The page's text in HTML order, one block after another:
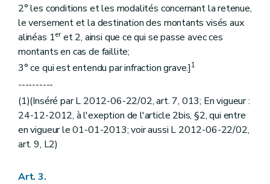
2° les conditions et les modalités concernant la retenue,
le versement et la destination des montants visés aux
alinéas 1eret 2, ainsi que ce qui se passe avec ces
montants en cas de faillite;
3° ce qui est entendu par infraction grave.]1
----------
(1)(Inséré par L 2012-06-22/02, art. 7, 013; En vigueur :
24-12-2012, à l'exeption de l'article 2bis, §2, qui entre
en vigueur le 01-01-2013; voir aussi L 2012-06-22/02,
art. 9, L2)
Art. 3.